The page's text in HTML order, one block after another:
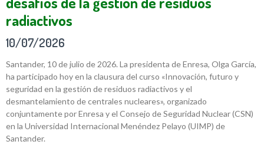
radiactivos
10/07/2026
Santander, 10 de julio de 2026. La presidenta de Enresa, Olga García,
ha participado hoy en la clausura del curso «Innovación, futuro y
seguridad en la gestión de residuos radiactivos y el
desmantelamiento de centrales nucleares», organizado
conjuntamente por Enresa y el Consejo de Seguridad Nuclear (CSN)
en la Universidad Internacional Menéndez Pelayo (UIMP) de
Santander.